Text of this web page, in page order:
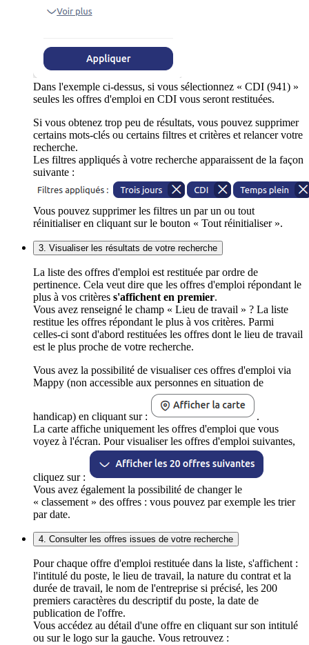
Dans l'exemple ci-dessus, si vous sélectionnez « CDI (941) »
seules les offres d'emploi en CDI vous seront restituées.
Si vous obtenez trop peu de résultats, vous pouvez supprimer
certains mots-clés ou certains filtres et critères et relancer votre
recherche.
Les filtres appliqués à votre recherche apparaissent de la façon
suivante :
Vous pouvez supprimer les filtres un par un ou tout
réinitialiser en cliquant sur le bouton « Tout réinitialiser ».
3. Visualiser les résultats de votre recherche
La liste des offres d'emploi est restituée par ordre de
pertinence. Cela veut dire que les offres d'emploi répondant le
plus à vos critères s'affichent en premier.
Vous avez renseigné le champ « Lieu de travail » ? La liste
restitue les offres répondant le plus à vos critères. Parmi
celles-ci sont d'abord restituées les offres dont le lieu de travail
est le plus proche de votre recherche.
Vous avez la possibilité de visualiser ces offres d'emploi via
Mappy (non accessible aux personnes en situation de
handicap) en cliquant sur :
.
La carte affiche uniquement les offres d'emploi que vous
voyez à l'écran. Pour visualiser les offres d'emploi suivantes,
cliquez sur :
Vous avez également la possibilité de changer le
« classement » des offres : vous pouvez par exemple les trier
par date.
4. Consulter les offres issues de votre recherche
Pour chaque offre d'emploi restituée dans la liste, s'affichent :
l'intitulé du poste, le lieu de travail, la nature du contrat et la
durée de travail, le nom de l'entreprise si précisé, les 200
premiers caractères du descriptif du poste, la date de
publication de l'offre.
Vous accédez au détail d'une offre en cliquant sur son intitulé
ou sur le logo sur la gauche. Vous retrouvez :